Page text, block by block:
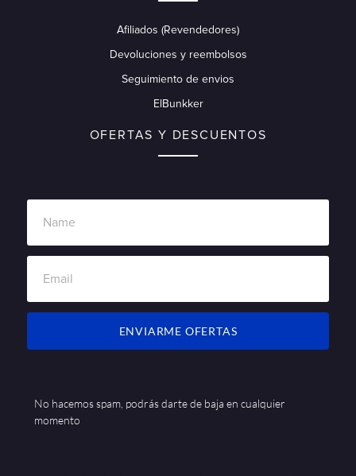
Afiliados (Revendedores)
Devoluciones y reembolsos
Seguimiento de envios
ElBunkker
OFERTAS Y DESCUENTOS
ENVIARME OFERTAS
No hacemos spam, podrás darte de baja en cualquier
momento